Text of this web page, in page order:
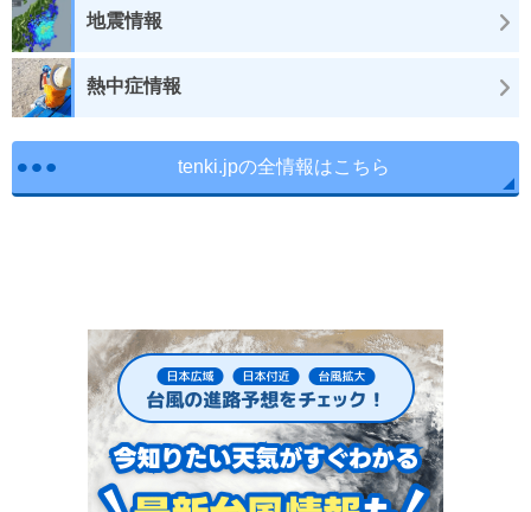
地震情報
熱中症情報
tenki.jpの全情報はこちら